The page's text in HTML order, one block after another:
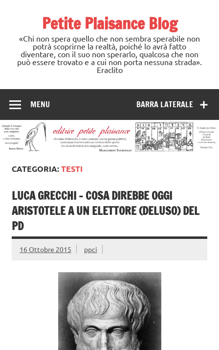
Petite Plaisance Blog
«Chi non spera quello che non sembra sperabile non
potrà scoprirne la realtà, poiché lo avrà fatto
diventare, con il suo non sperarlo, qualcosa che non
può essere trovato e a cui non porta nessuna strada».
Eraclito
BARRA LATERALE
MENU
CATEGORIA:TESTI
LUCA GRECCHI – COSA DIREBBE OGGI
ARISTOTELE A UN ELETTORE (DELUSO) DEL
PD
16 Ottobre 2015 ppci